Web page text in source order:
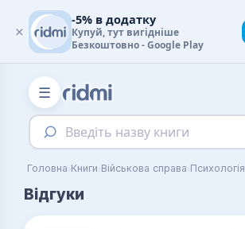
☰
Введіть назву книги
Головна›Книги›Військова справа›Психологія
Відгуки
×
-5% в додатку
Купуй, тут вигідніше
Безкоштовно - Google Play